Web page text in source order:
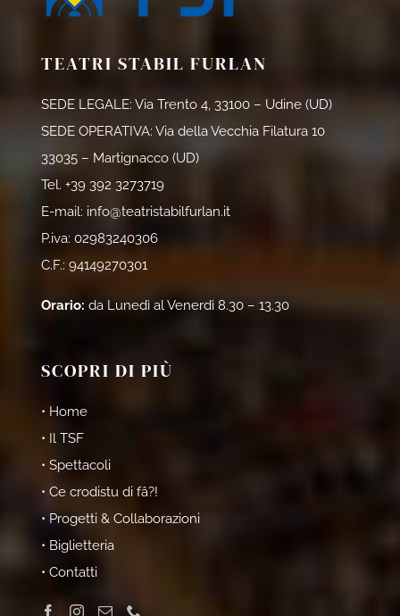
TEATRI STABIL FURLAN
SEDE LEGALE: Via Trento 4, 33100 – Udine (UD)
SEDE OPERATIVA: Via della Vecchia Filatura 10
33035 – Martignacco (UD)
Tel. +39 392 3273719
E-mail: info@teatristabilfurlan.it
P.iva: 02983240306
C.F.: 94149270301
Orario: da Lunedì al Venerdì 8.30 – 13.30
SCOPRI DI PIÙ
• Home
• Il TSF
• Spettacoli
• Ce crodistu di fâ?!
• Progetti & Collaborazioni
• Biglietteria
• Contatti